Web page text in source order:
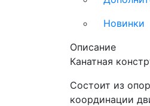
Новинки
Описание
Канатная
Состоит из
координации